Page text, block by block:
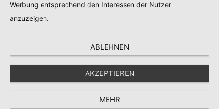
Werbung entsprechend den Interessen der Nutzer
anzuzeigen.
ABLEHNEN
AKZEPTIEREN
MEHR